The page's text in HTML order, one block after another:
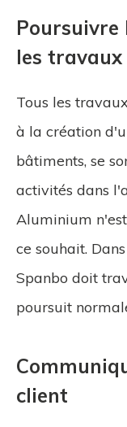
Poursuivre
les travaux
Tous les
à la création
bâtiments, se
activités dans
Aluminium
ce souhait.
Spanbo doit
poursuit
client